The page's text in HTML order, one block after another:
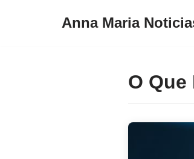
Anna Maria
O